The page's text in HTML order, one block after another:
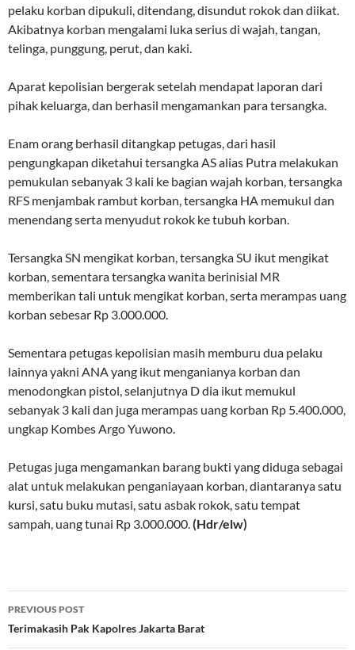
pelaku korban dipukuli, ditendang, disundut rokok dan diikat.
Akibatnya korban mengalami luka serius di wajah, tangan,
telinga, punggung, perut, dan kaki.
Aparat kepolisian bergerak setelah mendapat laporan dari
pihak keluarga, dan berhasil mengamankan para tersangka.
Enam orang berhasil ditangkap petugas, dari hasil
pengungkapan diketahui tersangka AS alias Putra melakukan
pemukulan sebanyak 3 kali ke bagian wajah korban, tersangka
RFS menjambak rambut korban, tersangka HA memukul dan
menendang serta menyudut rokok ke tubuh korban.
Tersangka SN mengikat korban, tersangka SU ikut mengikat
korban, sementara tersangka wanita berinisial MR
memberikan tali untuk mengikat korban, serta merampas uang
korban sebesar Rp 3.000.000.
Sementara petugas kepolisian masih memburu dua pelaku
lainnya yakni ANA yang ikut menganianya korban dan
menodongkan pistol, selanjutnya D dia ikut memukul
sebanyak 3 kali dan juga merampas uang korban Rp 5.400.000,
ungkap Kombes Argo Yuwono.
Petugas juga mengamankan barang bukti yang diduga sebagai
alat untuk melakukan penganiayaan korban, diantaranya satu
kursi, satu buku mutasi, satu asbak rokok, satu tempat
sampah, uang tunai Rp 3.000.000.(Hdr/elw)
Post
navigation
PREVIOUS POST
Terimakasih Pak Kapolres Jakarta Barat